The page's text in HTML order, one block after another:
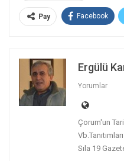
Pay Facebook
Ergülü
Yorumlar
Çorum'un
Sıla 19